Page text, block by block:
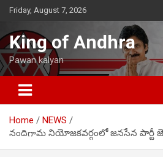
Skip
content
Friday, August 7, 2026
King of Andhra
Pawan kalyan
Home
NEWS
నందిగామ నియోజకవర్గంలో జనసేన పార్టీ